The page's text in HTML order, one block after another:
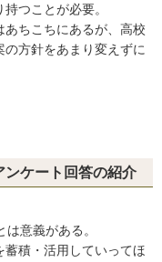
つことが必要。
あちこちにあるが、高校
方針をあまり変えずに
ンケート回答の紹介
意義がある。
蓄積・活用していってほ